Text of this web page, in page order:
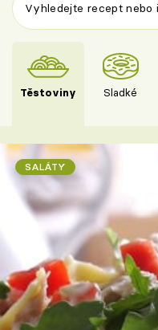
Těstoviny Sladké
SALÁTY